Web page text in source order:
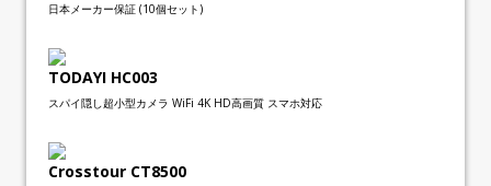
日本メーカー保証 (10個セット)
TODAYI HC003
スパイ隠し超小型カメラ WiFi 4K HD高画質 スマホ対応
Crosstour CT8500